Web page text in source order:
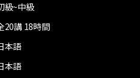
級~中級
20講 18時間
本語
本語